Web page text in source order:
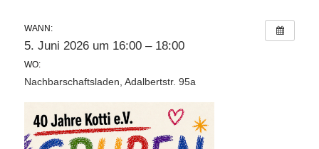
WANN:
5. Juni 2026 um 16:00 – 18:00
WO:
Nachbarschaftsladen, Adalbertstr. 95a